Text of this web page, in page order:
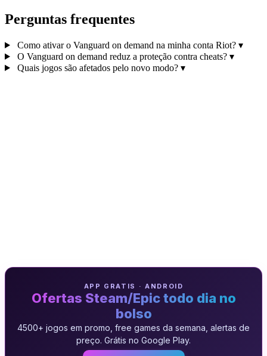
Perguntas frequentes
Como ativar o Vanguard on demand na minha conta Riot? ▾
O Vanguard on demand reduz a proteção contra cheats? ▾
Quais jogos são afetados pelo novo modo? ▾
APP GRATIS · ANDROID
Ofertas Steam/Epic todo dia no
bolso
4500+ jogos em promo, free games da semana, alertas de
preço. Grátis no Google Play.